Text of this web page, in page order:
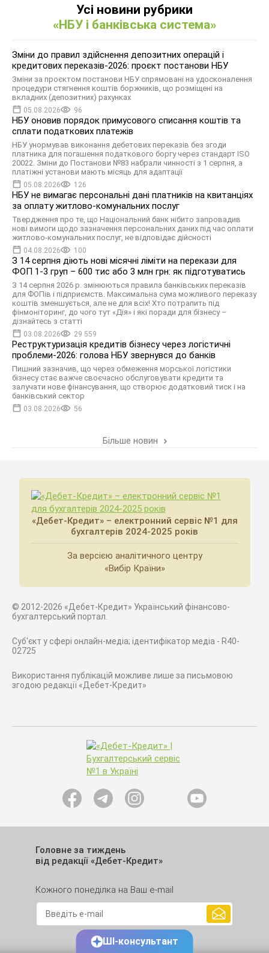
Усі новини рубрики
«НБУ і банківська система»
Зміни до правил здійснення депозитних операцій і
кредитових переказів-2026: проєкт постанови НБУ
Зміни за проєктом постанови НБУ спрямовані на удосконалення
процедури стягнення коштів боржників, що розміщені на
вкладних (депозитних) рахунках
05.08.2026 96
НБУ оновив порядок примусового списання коштів та
сплати податкових платежів
НБУ унормував виконання дебетових переказів без згоди
платника для погашення податкового боргу через стандарт ISO
20022. Зміни до Постанови №83 набрали чинності з 1 серпня, а
платіжні установи мають місяць для адаптації
05.08.2026 126
НБУ не вимагає персональні дані платників на квитанціях
за оплату житлово-комунальних послуг
Твердження про те, що Національний банк нібито запровадив
нові вимоги щодо зазначення персональних даних під час оплати
житлово-комунальних послуг, не відповідає дійсності
04.08.2026 100
З 14 серпня діють нові місячні ліміти на перекази для
ФОП 1-3 груп – 600 тис або 3 млн грн: як підготуватись
З 14 серпня 2026 р. змінюються правила банківських переказів
для ФОПів і підприємств. Максимальна сума можливого переказу
коштів зменшується, але не для всіх! Хто потрапить під
фінмоніторинг, до чого тут «Дія» і які поради для бізнесу –
дізнайтесь з статті
03.08.2026 29 559
Реструктуризація кредитів бізнесу через логістичні
проблеми-2026: голова НБУ звернувся до банків
Пишний зазначив, що через обмеження морської логістики
бізнесу стає важче своєчасно обслуговувати кредити та
залучати нове фінансування, що створює додатковий тиск і на
банківський сектор
03.08.2026 56
Більше новин
«Дебет-Кредит» – електронний сервіс №1 для
бухгалтерів 2024-2025 років
За версією аналітичного центру
«Вибір Країни»
© 2012-2026 «Дебет-Кредит» Український фінансово-
бухгалтерський портал.
Суб'єкт у сфері онлайн-медіа; ідентифікатор медіа - R40-
02725
Використання публікацій можливе лише за письмовою
згодою редакції «Дебет-Кредит»
Головне за тиждень
від редакції «Дебет-Кредит»
Кожного понеділка на Ваш e-mail
ШІ-консультант